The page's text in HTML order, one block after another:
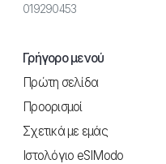
019290453
Γρήγορο μενού
Πρώτη σελίδα
Προορισμοί
Σχετικά με εμάς
Ιστολόγιο eSIModo